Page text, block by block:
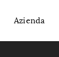
Azienda